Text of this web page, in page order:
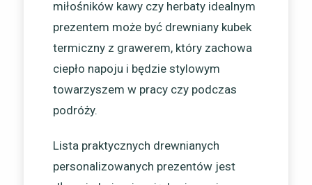
miłośników kawy czy herbaty idealnym
prezentem może być drewniany kubek
termiczny z grawerem, który zachowa
ciepło napoju i będzie stylowym
towarzyszem w pracy czy podczas
podróży.
Lista praktycznych drewnianych
personalizowanych prezentów jest